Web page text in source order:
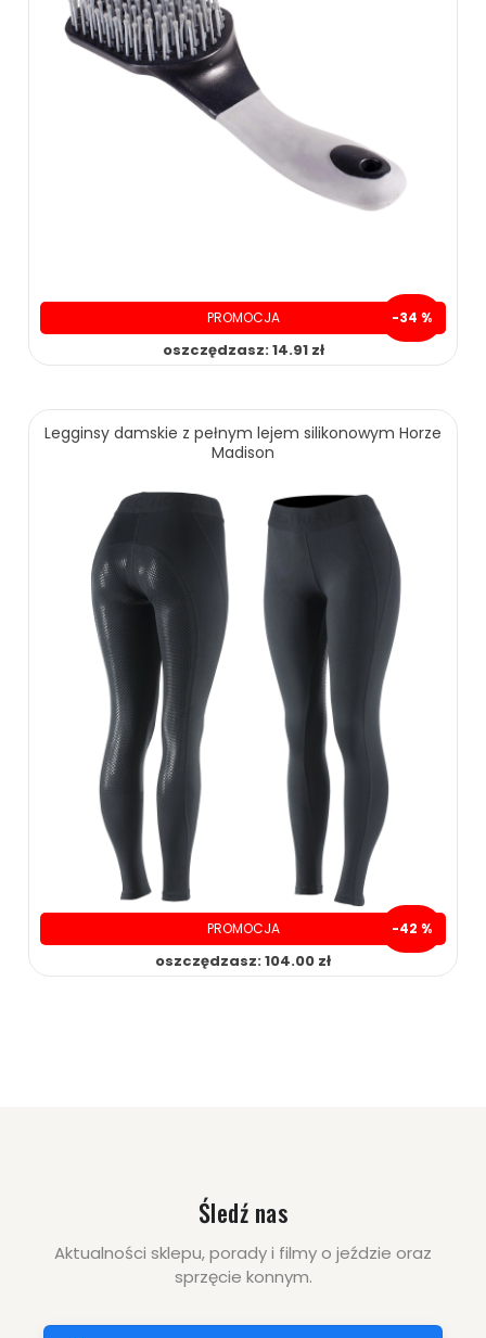
PROMOCJA -34 %
oszczędzasz: 14.91 zł
ZOBACZ WIĘCEJ
Legginsy damskie z pełnym lejem silikonowym Horze
Madison
PROMOCJA -42 %
oszczędzasz: 104.00 zł
Śledź nas
Aktualności sklepu, porady i filmy o jeździe oraz
sprzęcie konnym.